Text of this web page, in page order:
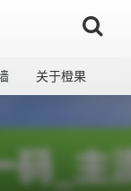
关于橙果